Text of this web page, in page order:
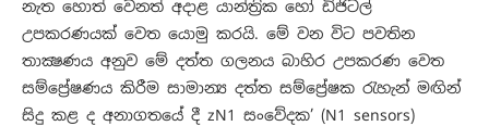
නැත හොත් වෙනත් අදාළ යාන්ත්‍රික හෝ ඩිජිටල්
උපකරණයක් වෙත යොමු කරයි. මේ වන විට පවතින
තාක්‍ෂණය අනුව මේ දත්ත ගලනය බාහිර උපකරණ වෙත
සම්ප්‍රේෂණය කිරීම සාමාන්‍ය දත්ත සම්ප්‍රේෂක රැහැන් මඟින්
සිදු කළ ද අනාගතයේ දී zN1 සංවේදක’ (N1 sensors)